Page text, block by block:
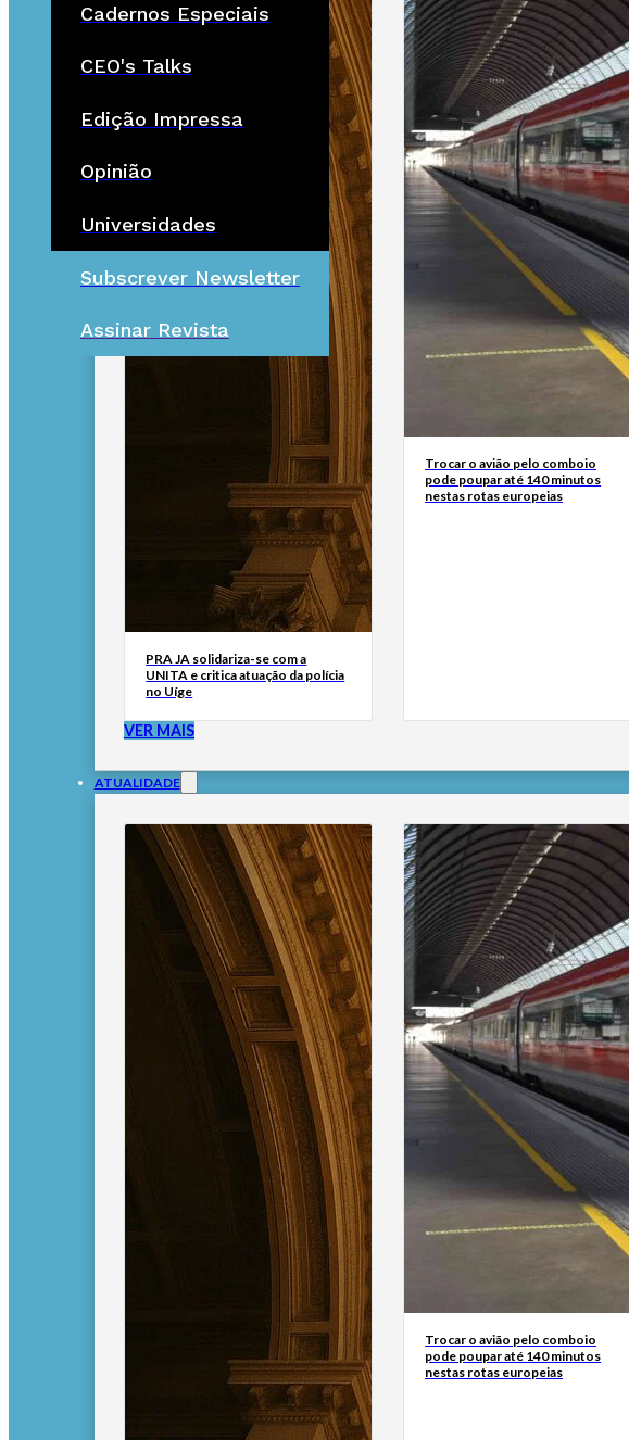
Cadernos Especiais
CEO's Talks
Edição Impressa
Opinião
Universidades
Subscrever Newsletter
Assinar Revista
PRA JA solidariza-se com a
UNITA e critica atuação da polícia
no Uíge
Trocar o avião pelo comboio
pode poupar até 140 minutos
nestas rotas europeias
VER MAIS
ATUALIDADE
Trocar o avião pelo comboio
pode poupar até 140 minutos
nestas rotas europeias